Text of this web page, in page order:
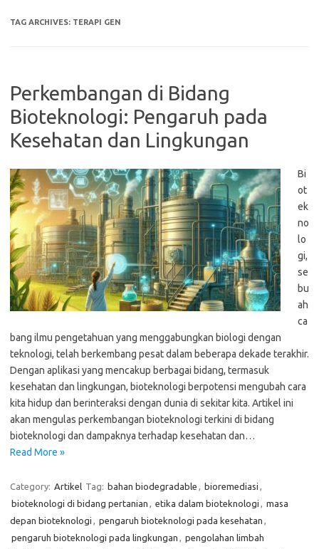
TAG ARCHIVES: TERAPI GEN
Perkembangan di Bidang
Bioteknologi: Pengaruh pada
Kesehatan dan Lingkungan
Bi
ot
ek
no
lo
gi,
se
bu
ah
ca
bang ilmu pengetahuan yang menggabungkan biologi dengan
teknologi, telah berkembang pesat dalam beberapa dekade terakhir.
Dengan aplikasi yang mencakup berbagai bidang, termasuk
kesehatan dan lingkungan, bioteknologi berpotensi mengubah cara
kita hidup dan berinteraksi dengan dunia di sekitar kita. Artikel ini
akan mengulas perkembangan bioteknologi terkini di bidang
bioteknologi dan dampaknya terhadap kesehatan dan…
Read More »
Category: Artikel Tag: bahan biodegradable , bioremediasi ,
bioteknologi di bidang pertanian , etika dalam bioteknologi , masa
depan bioteknologi , pengaruh bioteknologi pada kesehatan ,
pengaruh bioteknologi pada lingkungan , pengolahan limbah